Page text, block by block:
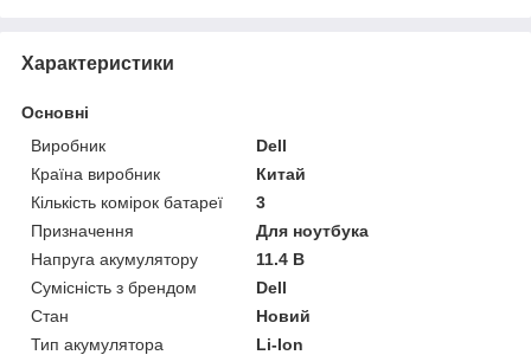
Характеристики
Основні
Виробник
Dell
Країна виробник
Китай
Кількість комірок батареї
3
Призначення
Для ноутбука
Напруга акумулятору
11.4 В
Сумісність з брендом
Dell
Стан
Новий
Тип акумулятора
Li-Ion